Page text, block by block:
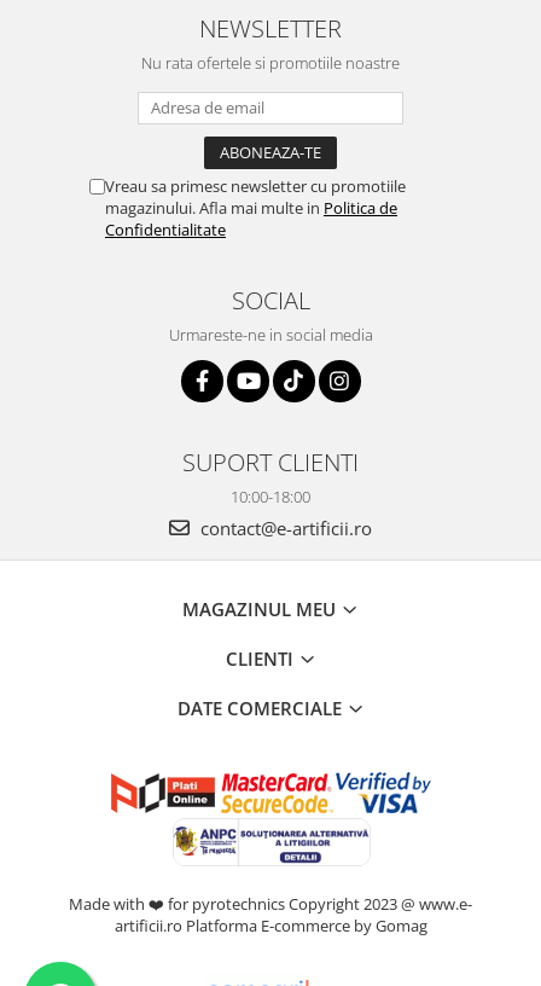
NEWSLETTER
Nu rata ofertele si promotiile noastre
Vreau sa primesc newsletter cu promotiile
magazinului. Afla mai multe in Politica de
Confidentialitate
SOCIAL
Urmareste-ne in social media
SUPORT CLIENTI
10:00-18:00
contact@e-artificii.ro
MAGAZINUL MEU
CLIENTI
DATE COMERCIALE
Made with ❤️ for pyrotechnics Copyright 2023 @ www.e-
artificii.ro Platforma E-commerce by Gomag